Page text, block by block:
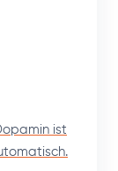
ist